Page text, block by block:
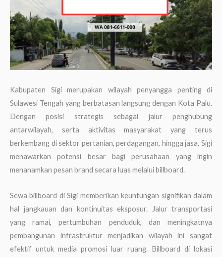
Kabupaten Sigi merupakan wilayah penyangga penting di
Sulawesi Tengah yang berbatasan langsung dengan Kota Palu.
Dengan posisi strategis sebagai jalur penghubung
antarwilayah, serta aktivitas masyarakat yang terus
berkembang di sektor pertanian, perdagangan, hingga jasa, Sigi
menawarkan potensi besar bagi perusahaan yang ingin
menanamkan pesan brand secara luas melalui billboard.
Sewa billboard di Sigi memberikan keuntungan signifikan dalam
hal jangkauan dan kontinuitas eksposur. Jalur transportasi
yang ramai, pertumbuhan penduduk, dan meningkatnya
pembangunan infrastruktur menjadikan wilayah ini sangat
efektif untuk media promosi luar ruang. Billboard di lokasi